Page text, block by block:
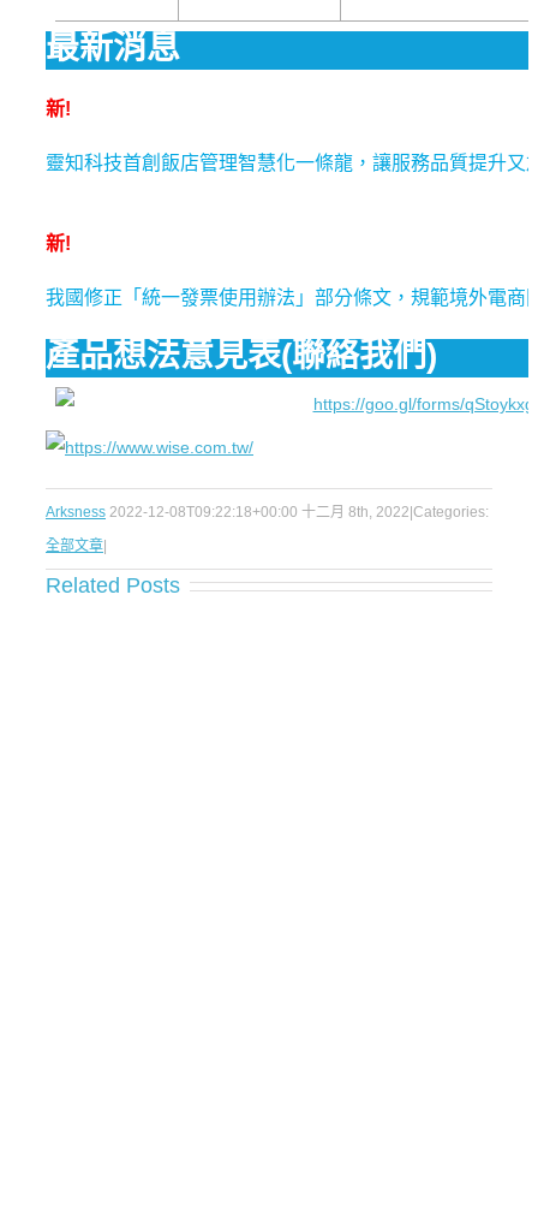
最新消息
新!
靈知科技首創飯店管理智慧化一條龍，讓服務品質提升又
新!
我國修正「統一發票使用辦法」部分條文，規範境外電商
產品想法意見表(聯絡我們)
Arksness 2022-12-08T09:22:18+00:00 十二月 8th, 2022|Categories:
全部文章|
Related Posts